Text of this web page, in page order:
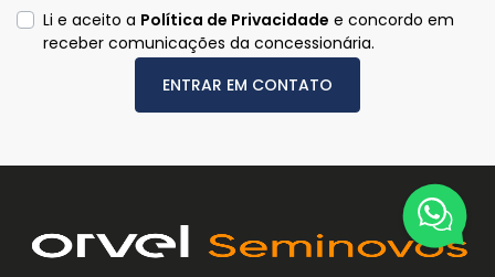
Li e aceito a Política de Privacidade e concordo em
receber comunicações da concessionária.
ENTRAR EM CONTATO